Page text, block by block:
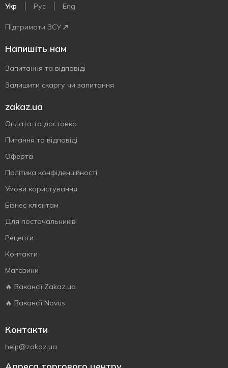
Укр Рус Eng
Підтримати ЗСУ
Напишіть нам
Запитання та відповіді
Залишити скаргу чи запитання
zakaz.ua
Оплата та доставка
Питання та відповіді
Оферта
Політика конфіденційності
Умови користування
Бізнес клієнтам
Для постачальників
Рецепти
Контакти
Магазини
🔥 Вакансії Zakaz.ua
🔥 Вакансії Novus
Контакти
help@zakaz.ua